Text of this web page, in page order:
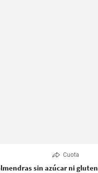
Cuota
sin azúcar ni gluten